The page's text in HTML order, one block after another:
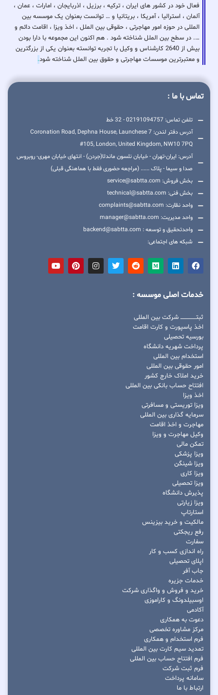
فعال خود در کشور های ایران ، ترکیه ، برزیل ، اذربایجان ، امارات ، عمان ،
آلمان ، استرالیا ، آمریکا ، بریتانیا و … توانست بعنوان یک موسسه بین
المللی در حوزه امور مهاجرتی ، حقوقی بین الملل ، اخذ ویزا ، اقامت دائم و
…. در سطح بین الملل شناخته شود . هم اکنون این مجموعه با دارا بودن
بیش از 2640 کارشناس و وکیل با تجربه توانسته بعنوان یکی از بزرگترین
و معتبرترین موسسات مهاجرتی و حقوق بین الملل شناخته شود.
تماس با ما :
تلفن تماس: 02191094757 - 32 خط
آدرس دفتر لندن: 7 Coronation Road, Dephna House, Launchese
#105, London, United Kingdom, NW10 7PQ
آدرس: ایران-تهران - خیابان نلسون ماندلا(جردن) - انتهای خیابان مهری- روبروس
صدا و سیما - پلاک ...... (مراجعه حضوری فقط با هماهنگی قبلی)
بخش فروش: service@sabtta.com
بخش فنی: technical@sabtta.com
واحد نظارت: complaints@sabtta.com
واحد مدیریت: manager@sabtta.com
واحدتحقیق و توسعه : backend@sabtta.com
شبکه های اجتماعی:
خدمات اصلی موسسه :
ثبتــــــــــــــــ شرکت بین المللی
اخذ پاسپورت و کارت اقامت
بورسیه تحصیلی
پرداخت شهریه دانشگاه
استخدام بین المللی
امور حقوقی بین المللی
خرید املاک خارج کشور
افتتاح حساب بانکی بین المللی
اخذ ویزا
ویزا توریستی و مسافرتی
سرمایه گذاری بین المللی
مهاجرت و اخذ اقامت
وکیل مهاجرت و ویزا
تمکن مالی
ویزا پزشکی
ویزا شینگن
ویزا کاری
ویزا تحصیلی
پذیرش دانشگاه
ویزا زیارتی
استارتاپ
مالکیت و خرید بیزینس
رفع ریجکتی
سفارت
راه اندازی کسب و کار
اپلای تحصیلی
جاب آفر
خدمات جزیره
خرید و فروش و واگذاری شرکت
اوسبیلدونگ و کاراموزی
آکادمی
دعوت به همکاری
مرکز مشاوره تخصصی
فرم استخدام و همکاری
تمدید سیم کارت بین المللی
فرم افتتاح حساب بین المللی
فرم ثبت شرکت
سامانه پرداخت
ارتباط با ما